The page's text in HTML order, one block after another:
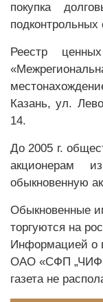
покупка
подконтрольных
Реестр
Казань, ул.
14.
До 2005 г.
акционерам
обыкновенную
Обыкновенные
торгуются на
Информацией о
ОАО «СФП „ЧИФ
газета не